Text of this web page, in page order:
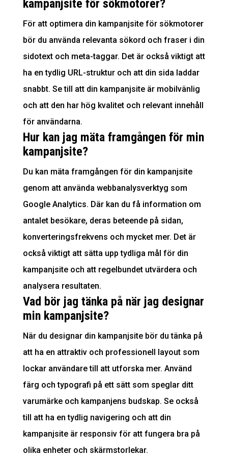
kampanjsite för sökmotorer?
För att optimera din kampanjsite för sökmotorer
bör du använda relevanta sökord och fraser i din
sidotext och meta-taggar. Det är också viktigt att
ha en tydlig URL-struktur och att din sida laddar
snabbt. Se till att din kampanjsite är mobilvänlig
och att den har hög kvalitet och relevant innehåll
för användarna.
Hur kan jag mäta framgången för min
kampanjsite?
Du kan mäta framgången för din kampanjsite
genom att använda webbanalysverktyg som
Google Analytics. Där kan du få information om
antalet besökare, deras beteende på sidan,
konverteringsfrekvens och mycket mer. Det är
också viktigt att sätta upp tydliga mål för din
kampanjsite och att regelbundet utvärdera och
analysera resultaten.
Vad bör jag tänka på när jag designar
min kampanjsite?
När du designar din kampanjsite bör du tänka på
att ha en attraktiv och professionell layout som
lockar användare till att utforska mer. Använd
färg och typografi på ett sätt som speglar ditt
varumärke och kampanjens budskap. Se också
till att ha en tydlig navigering och att din
kampanjsite är responsiv för att fungera bra på
olika enheter och skärmstorlekar.